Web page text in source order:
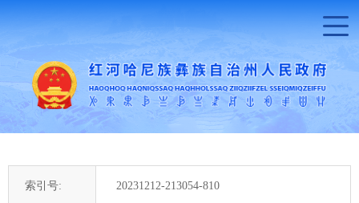
索引号: 20231212-213054-810